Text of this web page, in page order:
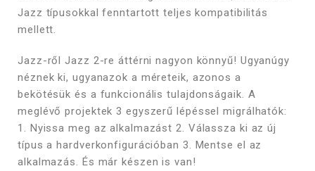
Jazz típusokkal fenntartott teljes kompatibilitás
mellett.
Jazz-ről Jazz 2-re áttérni nagyon könnyű! Ugyanúgy
néznek ki, ugyanazok a méreteik, azonos a
bekötésük és a funkcionális tulajdonságaik. A
meglévő projektek 3 egyszerű lépéssel migrálhatók:
1. Nyissa meg az alkalmazást 2. Válassza ki az új
típus a hardverkonfigurációban 3. Mentse el az
alkalmazás. És már készen is van!